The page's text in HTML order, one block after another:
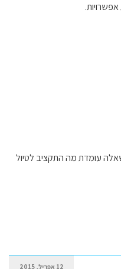
עומדת מה התקציב לטיול
12 אפריל, 2015